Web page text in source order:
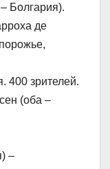
Болгария).
де
400 зрителей.
(оба –
–